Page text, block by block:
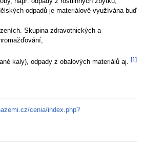
odpadů je materiálově využívána buď
Skupina zdravotnických a
kaly), odpady z obalových materiálů aj. [1]
cenia/index.php?